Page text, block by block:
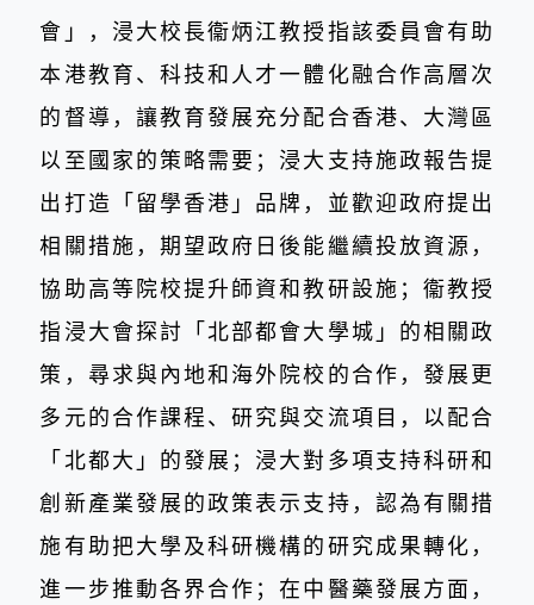
會」，浸大校長衞炳江教授指該委員會有助
本港教育、科技和人才一體化融合作高層次
的督導，讓教育發展充分配合香港、大灣區
以至國家的策略需要；浸大支持施政報告提
出打造「留學香港」品牌，並歡迎政府提出
相關措施，期望政府日後能繼續投放資源，
協助高等院校提升師資和教研設施；衞教授
指浸大會探討「北部都會大學城」的相關政
策，尋求與內地和海外院校的合作，發展更
多元的合作課程、研究與交流項目，以配合
「北都大」的發展；浸大對多項支持科研和
創新產業發展的政策表示支持，認為有關措
施有助把大學及科研機構的研究成果轉化，
進一步推動各界合作；在中醫藥發展方面，